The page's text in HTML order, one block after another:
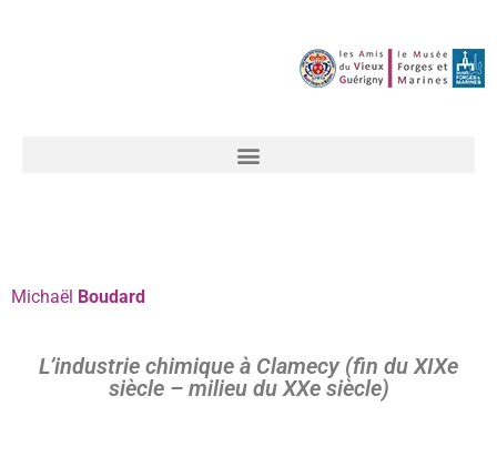
Michaël Boudard
L’industrie chimique à Clamecy (fin du XIXe
siècle – milieu du XXe siècle)